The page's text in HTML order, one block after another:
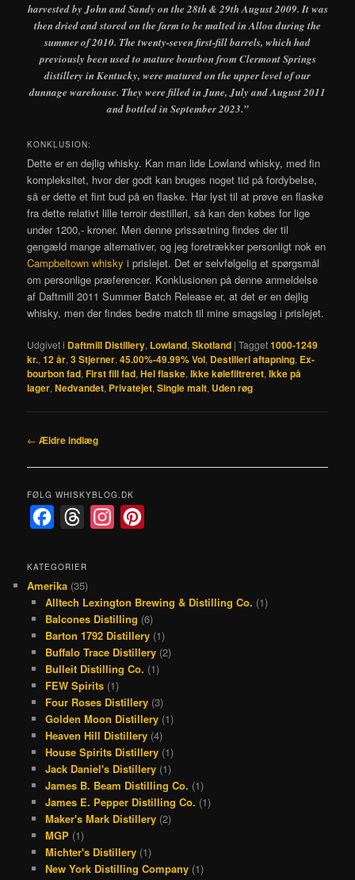
harvested by John and Sandy on the 28th & 29th August 2009. It was
then dried and stored on the farm to be malted in Alloa during the
summer of 2010. The twenty-seven first-fill barrels, which had
previously been used to mature bourbon from Clermont Springs
distillery in Kentucky, were matured on the upper level of our
dunnage warehouse. They were filled in June, July and August 2011
and bottled in September 2023.”
KONKLUSION:
Dette er en dejlig whisky. Kan man lide Lowland whisky, med fin
kompleksitet, hvor der godt kan bruges noget tid på fordybelse,
så er dette et fint bud på en flaske. Har lyst til at prøve en flaske
fra dette relativt lille terroir destilleri, så kan den købes for lige
under 1200,- kroner. Men denne prissætning findes der til
gengæld mange alternativer, og jeg foretrækker personligt nok en
Campbeltown whisky i prislejet. Det er selvfølgelig et spørgsmål
om personlige præferencer. Konklusionen på denne anmeldelse
af Daftmill 2011 Summer Batch Release er, at det er en dejlig
whisky, men der findes bedre match til mine smagsløg i prislejet.
Udgivet i Daftmill Distillery, Lowland,Skotland |Tagget1000-1249
kr.,12 år,3 Stjerner,45.00%-49.99% Vol, Destilleri aftapning, Ex-
bourbon fad,First fill fad,Hel flaske,Ikke kølefiltreret,Ikke på
lager,Nedvandet, Privatejet,Single malt, Uden røg
Indlægsnavigation
← Ældre indlæg
FØLG WHISKYBLOG.DK
c
e
b
o
o
k
r
e
a
d
s
a
g
r
a
m
e
r
e
t
KATEGORIER
Amerika (35)
Alltech Lexington Brewing & Distilling Co. (1)
Balcones Distilling (6)
Barton 1792 Distillery(1)
Buffalo Trace Distillery(2)
Bulleit Distilling Co. (1)
FEW Spirits(1)
Four Roses Distillery(3)
Golden Moon Distillery(1)
Heaven Hill Distillery(4)
House Spirits Distillery(1)
Jack Daniel's Distillery(1)
James B. Beam Distilling Co. (1)
James E. Pepper Distilling Co. (1)
Maker's Mark Distillery(2)
MGP(1)
Michter's Distillery(1)
New York Distilling Company(1)